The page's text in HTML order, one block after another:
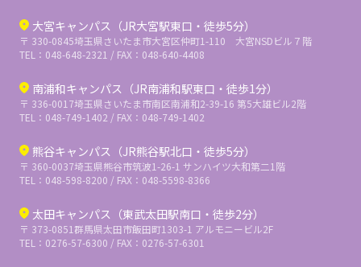
大宮キャンパス（JR大宮駅東口・徒歩5分）
〒 330-0845埼玉県さいたま市大宮区仲町1-110 大宮NSDビル７階
TEL：048-648-2321 / FAX：048-640-4408
南浦和キャンパス（JR南浦和駅東口・徒歩1分）
〒 336-0017埼玉県さいたま市南区南浦和2-39-16 第5大雄ビル2階
TEL：048-749-1402 / FAX：048-749-1402
熊谷キャンパス（JR熊谷駅北口・徒歩5分）
〒 360-0037埼玉県熊谷市筑波1-26-1 サンハイツ大和第二1階
TEL：048-598-8200 / FAX：048-5598-8366
太田キャンパス（東武太田駅南口・徒歩2分）
〒 373-0851群馬県太田市飯田町1303-1 アルモニービル2F
TEL：0276-57-6300 / FAX：0276-57-6301